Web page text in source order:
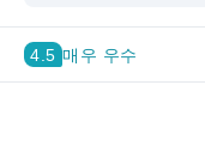
아 항구 양쪽을
4.5 매우 우수